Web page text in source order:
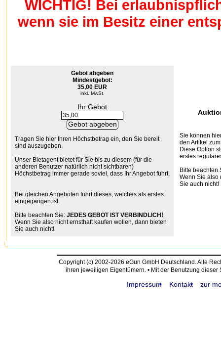
WICHTIG! Bei
wenn sie im Besitz einer
Gebot abgeben
Mindestgebot:
35,00 EUR
inkl. MwSt.
Ihr Gebot
Tragen Sie hier Ihren Höchstbetrag ein, den Sie bereit
sind auszugeben.
Unser Bietagent bietet für Sie bis zu diesem (für die
anderen Benutzer natürlich nicht sichtbaren)
Höchstbetrag immer gerade soviel, dass Ihr Angebot führt.
Bei gleichen Angeboten führt dieses, welches als erstes
eingegangen ist.
Bitte beachten Sie: JEDES GEBOT IST VERBINDLICH!
Wenn Sie also nicht ernsthaft kaufen wollen, dann bieten
Sie auch nicht!
Sie können
den Artikel
Diese Option
erstes
Bitte beachten
Wenn Sie also
Sie auch nicht!
Copyright (c) 2002-2026 eGun GmbH Deutschland. Alle
ihren jeweiligen Eigentümern. • Mit der Benutzung
Impressum Kontakt zur